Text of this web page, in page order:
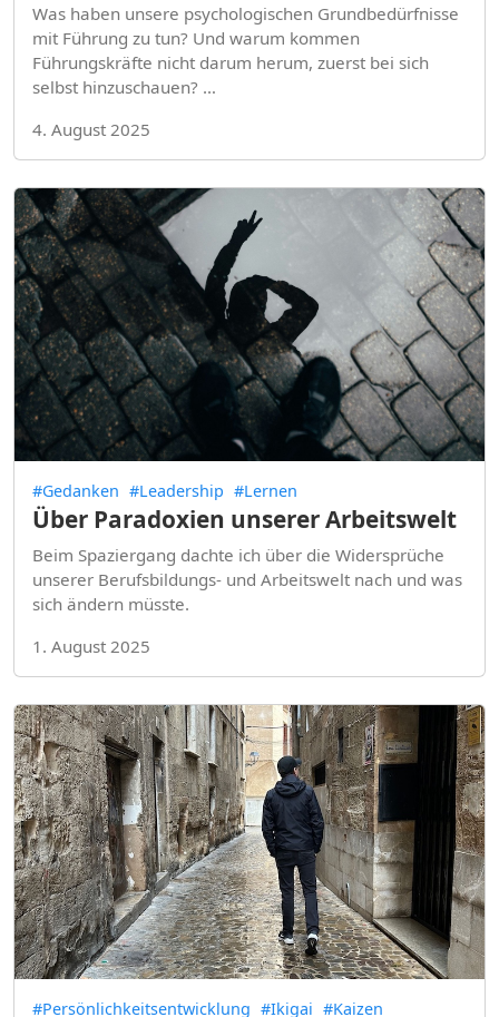
Was haben unsere psychologischen Grundbedürfnisse
mit Führung zu tun? Und warum kommen
Führungskräfte nicht darum herum, zuerst bei sich
selbst hinzuschauen? …
4. August 2025
#Gedanken #Leadership #Lernen
Über Paradoxien unserer Arbeitswelt
Beim Spaziergang dachte ich über die Widersprüche
unserer Berufsbildungs- und Arbeitswelt nach und was
sich ändern müsste.
1. August 2025
#Persönlichkeitsentwicklung #Ikigai #Kaizen